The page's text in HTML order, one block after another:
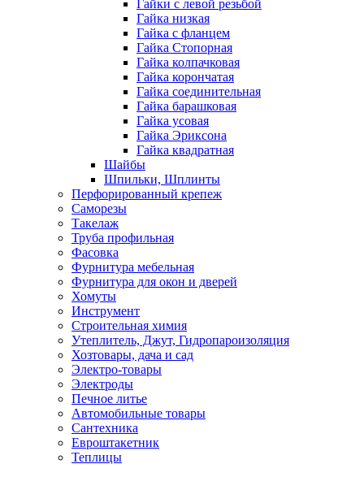
Гайки с левой резьбой
Гайка низкая
Гайка с фланцем
Гайка Стопорная
Гайка колпачковая
Гайка корончатая
Гайка соединительная
Гайка барашковая
Гайка усовая
Гайка Эриксона
Гайка квадратная
Шайбы
Шпильки, Шплинты
Перфорированный крепеж
Саморезы
Такелаж
Труба профильная
Фасовка
Фурнитура мебельная
Фурнитура для окон и дверей
Хомуты
Инструмент
Строительная химия
Утеплитель, Джут, Гидропароизоляция
Хозтовары, дача и сад
Электро-товары
Электроды
Печное литье
Автомобильные товары
Сантехника
Евроштакетник
Теплицы